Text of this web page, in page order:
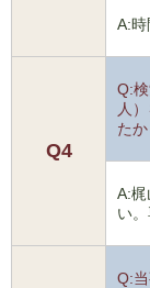
A:時
Q4
Q:
人
たか
A:梶
い。
Q: